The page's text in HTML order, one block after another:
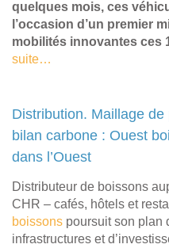
quelques mois, ces
l’occasion d’un premier
mobilités innovantes ces
suite…
Distribution. Maillage
bilan carbone : Ouest
dans l’Ouest
Distributeur de boissons
CHR – cafés, hôtels et
boissons poursuit son plan
infrastructures et